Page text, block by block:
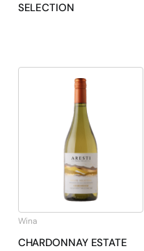
SELECTION
Wina
CHARDONNAY ESTATE